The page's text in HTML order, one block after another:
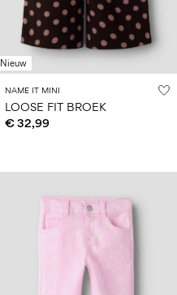
Nieuw
NAME IT MINI
LOOSE FIT BROEK
€ 32,99